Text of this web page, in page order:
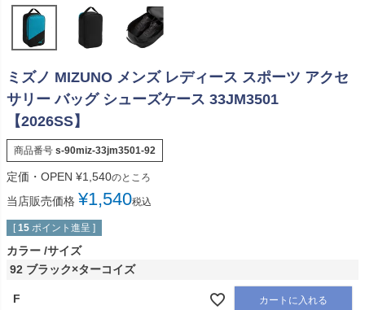
ミズノ MIZUNO メンズ レディース スポーツ アクセ
サリー バッグ シューズケース 33JM3501
【2026SS】
商品番号 s-90miz-33jm3501-92
定価・OPEN ¥1,540のところ
当店販売価格 ¥1,540税込
[ 15 ポイント進呈 ]
カラー サイズ
92 ブラック×ターコイズ
F カートに入れる